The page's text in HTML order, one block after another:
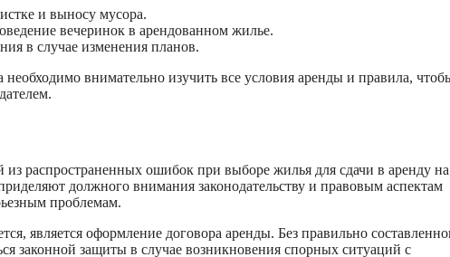
и выносу мусора.
вечеринок в арендованном жилье.
в случае изменения планов.
внимательно изучить все условия аренды и правила,
распространенных ошибок при выборе жилья для сдачи в аренду на
должного внимания законодательству и правовым аспектам
проблемам.
является оформление договора аренды. Без правильно
законной защиты в случае возникновения спорных ситуаций с